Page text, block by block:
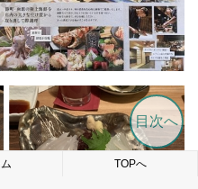
TOPへ
目次へ